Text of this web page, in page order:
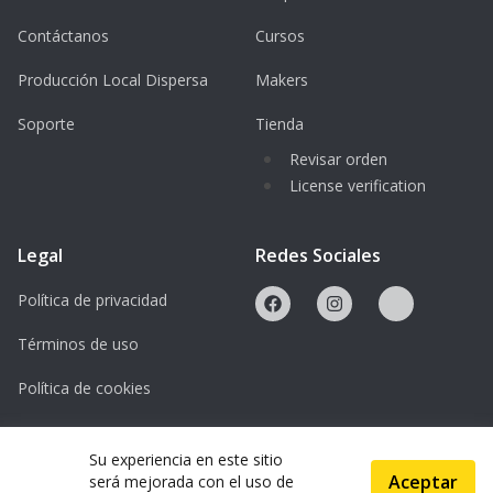
Raspberry Pi 4 wird gestellt
Contáctanos
Producción Local Dispersa
Soporte
Cursos
Makers
Tienda
Revisar orden
License verification
Legal
Política de privacidad
Términos de uso
Política de cookies
Licencias
Redes Sociales
Su experiencia en este sitio
será mejorada con el uso de
Aceptar